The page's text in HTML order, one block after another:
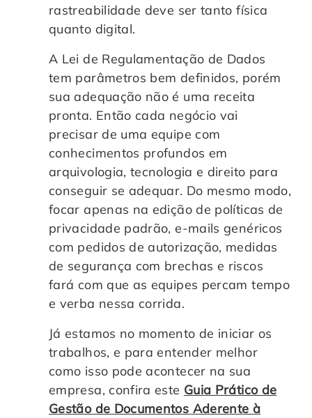
rastreabilidade deve ser tanto física
quanto digital.
A Lei de Regulamentação de Dados
tem parâmetros bem definidos, porém
sua adequação não é uma receita
pronta. Então cada negócio vai
precisar de uma equipe com
conhecimentos profundos em
arquivologia, tecnologia e direito para
conseguir se adequar. Do mesmo modo,
focar apenas na edição de políticas de
privacidade padrão, e-mails genéricos
com pedidos de autorização, medidas
de segurança com brechas e riscos
fará com que as equipes percam tempo
e verba nessa corrida.
Já estamos no momento de iniciar os
trabalhos, e para entender melhor
como isso pode acontecer na sua
empresa, confira este Guia Prático de
Gestão de Documentos Aderente à